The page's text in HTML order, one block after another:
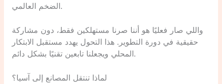
الضخم العالمي.
واللي صار فعليًا هو أننا صرنا مستهلكين فقط، دون مشاركة
حقيقية في دورة التطوير. هذا التحول يهدد مستقبل الابتكار
المحلي ويجعلنا تابعين تقنيًا بشكل دائم.
لماذا تنتقل المصانع إلى آسيا؟